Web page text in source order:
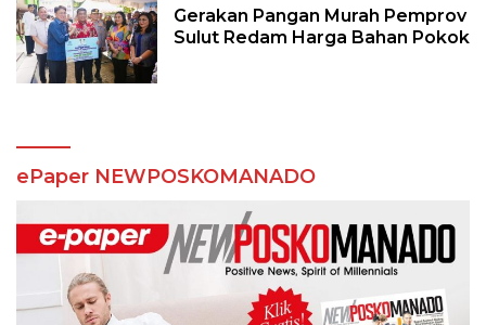
Gerakan Pangan Murah Pemprov
Sulut Redam Harga Bahan Pokok
ePaper NEWPOSKOMANADO